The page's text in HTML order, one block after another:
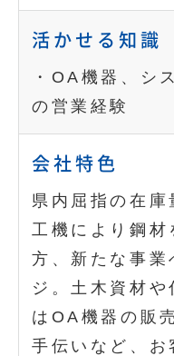
活かせる知識
・OA機器、シ
の営業経験
会社特色
県内屈指の在庫
工機により鋼材
方、新たな事業
ジ。土木資材
はOA機器の販
手伝いなど、お